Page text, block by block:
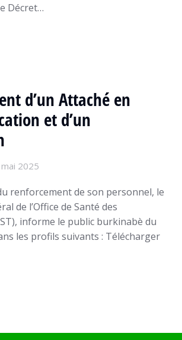
Décret…
d’un Attaché en
et d’un
2025
renforcement de son personnel, le
de l’Office de Santé des
informe le public burkinabè du
les profils suivants : Télécharger